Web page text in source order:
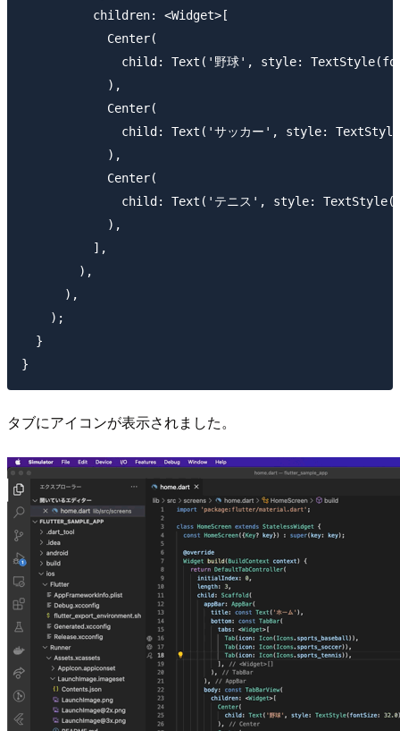
          children: <Widget>[
            Center(
child: Text('野球', style:
            ),
            Center(
child: Text('サッカー', style:
            ),
            Center(
child: Text('テニス', style:
            ),
          ],
        ),
      ),
    );
  }
タブにアイコンが表示されました。